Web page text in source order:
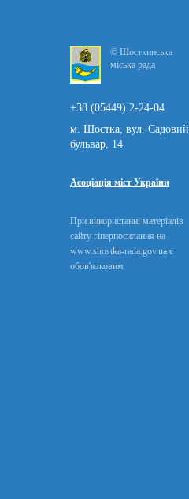
© Шосткинська
міська рада
+38 (05449) 2-24-04
м. Шостка, вул. Садовий
бульвар, 14
Асоціація міст України
При використанні матеріалів
сайту гіперпосилання на
www.shostka-rada.gov.ua є
обов'язковим